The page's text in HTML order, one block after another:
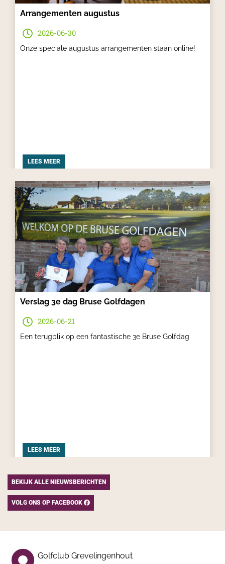
Arrangementen augustus
2026-06-30
Onze speciale augustus arrangementen staan online!
LEES MEER
Verslag 3e dag Bruse Golfdagen
2026-06-21
Een terugblik op een fantastische 3e Bruse Golfdag
LEES MEER
BEKIJK ALLE NIEUWSBERICHTEN
VOLG ONS OP FACEBOOK
Golfclub Grevelingenhout